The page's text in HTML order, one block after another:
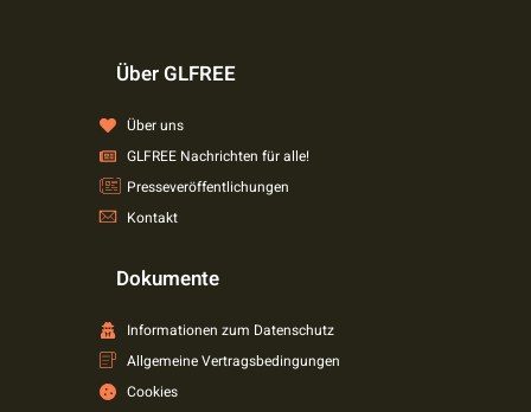
Über GLFREE
Über uns
GLFREE Nachrichten für alle!
Presseveröffentlichungen
Kontakt
Dokumente
Informationen zum Datenschutz
Allgemeine Vertragsbedingungen
Cookies